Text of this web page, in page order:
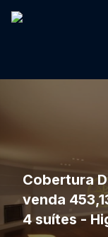
Cobertura
venda
4 suítes -